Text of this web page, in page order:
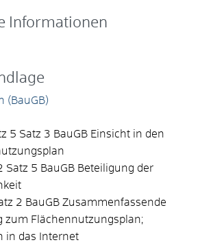
Informationen
(BauGB)
5 Satz 3 BauGB Einsicht in den
Satz 5 BauGB Beteiligung der
2 BauGB Zusammenfassende
zum Flächennutzungsplan;
in das Internet